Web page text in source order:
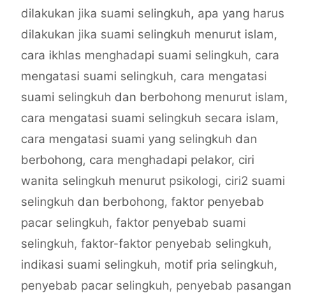
dilakukan jika suami selingkuh, apa yang harus
dilakukan jika suami selingkuh menurut islam,
cara ikhlas menghadapi suami selingkuh, cara
mengatasi suami selingkuh, cara mengatasi
suami selingkuh dan berbohong menurut islam,
cara mengatasi suami selingkuh secara islam,
cara mengatasi suami yang selingkuh dan
berbohong, cara menghadapi pelakor, ciri
wanita selingkuh menurut psikologi, ciri2 suami
selingkuh dan berbohong, faktor penyebab
pacar selingkuh, faktor penyebab suami
selingkuh, faktor-faktor penyebab selingkuh,
indikasi suami selingkuh, motif pria selingkuh,
penyebab pacar selingkuh, penyebab pasangan